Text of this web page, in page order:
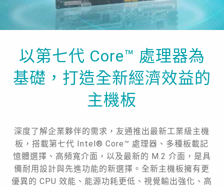
以第七代 Core™ 處理器為
基礎，打造全新經濟效益的
主機板
深度了解企業夥伴的需求，友通推出最新工業級主機
板，搭載第七代 Intel® Core™ 處理器、多種板載記
憶體選擇、高頻寬介面，以及最新的 M.2 介面，是具
備耐用設計與先進功能的新選擇。全新主機板擁有更
優異的 CPU 效能、能源功耗更低、視覺輸出強化、高